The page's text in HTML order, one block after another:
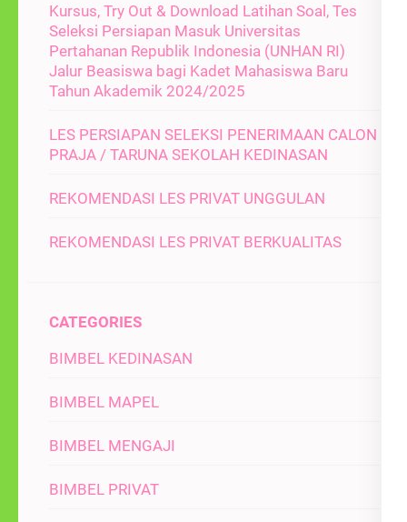
Kursus, Try Out & Download Latihan Soal, Tes
Seleksi Persiapan Masuk Universitas
Pertahanan Republik Indonesia (UNHAN RI)
Jalur Beasiswa bagi Kadet Mahasiswa Baru
Tahun Akademik 2024/2025
LES PERSIAPAN SELEKSI PENERIMAAN CALON
PRAJA / TARUNA SEKOLAH KEDINASAN
REKOMENDASI LES PRIVAT UNGGULAN
REKOMENDASI LES PRIVAT BERKUALITAS
CATEGORIES
BIMBEL KEDINASAN
BIMBEL MAPEL
BIMBEL MENGAJI
BIMBEL PRIVAT